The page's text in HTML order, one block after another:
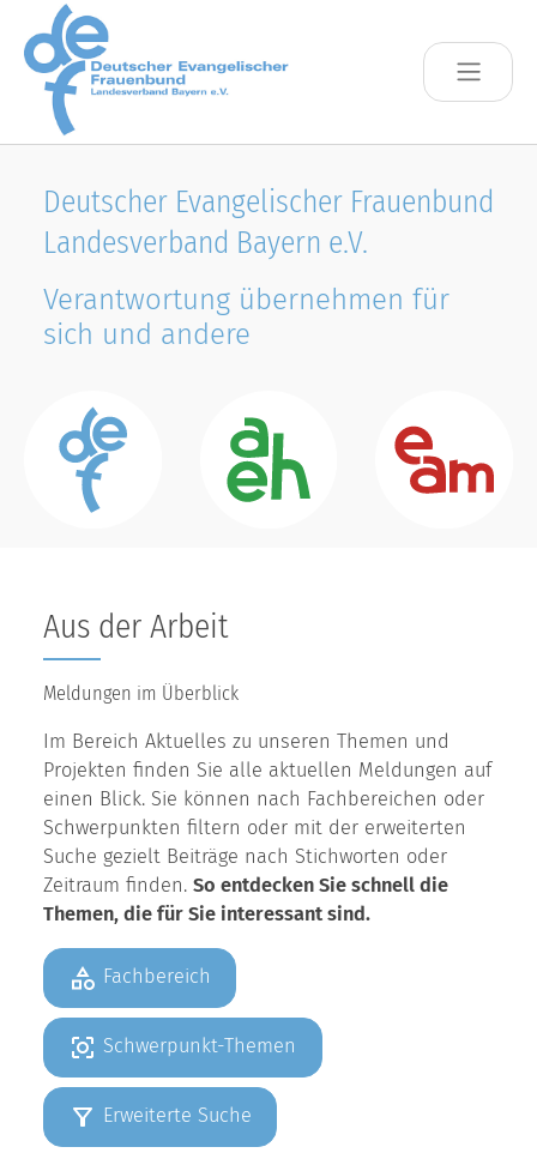
Skip to main content
Deutscher Evangelischer Frauenbund
Landesverband Bayern e.V.
Verantwortung übernehmen für
sich und andere
Aus der Arbeit
Meldungen im Überblick
Im Bereich Aktuelles zu unseren Themen und
Projekten finden Sie alle aktuellen Meldungen auf
einen Blick. Sie können nach Fachbereichen oder
Schwerpunkten filtern oder mit der erweiterten
Suche gezielt Beiträge nach Stichworten oder
Zeitraum finden. So entdecken Sie schnell die
Themen, die für Sie interessant sind.
Fachbereich
Schwerpunkt-Themen
Erweiterte Suche